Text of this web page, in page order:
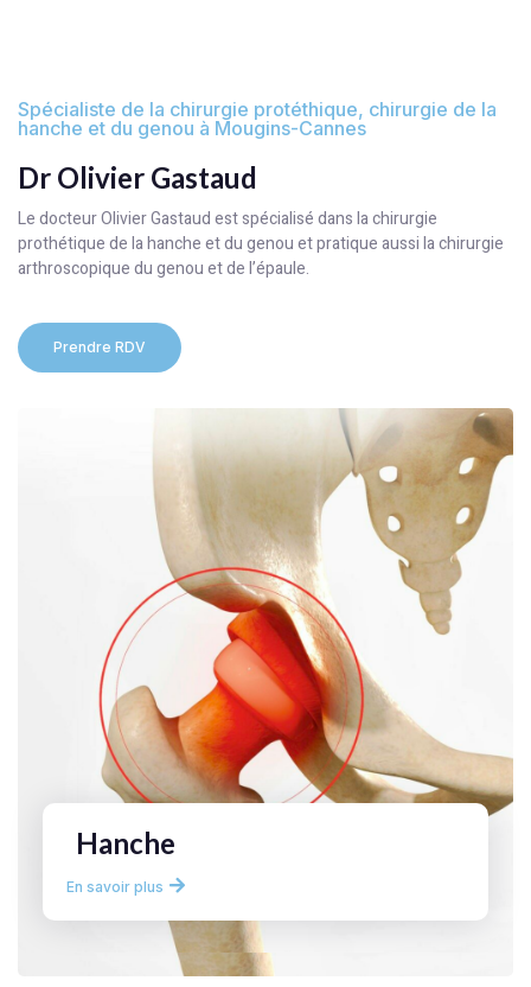
Spécialiste de la chirurgie protéthique, chirurgie de la
hanche et du genou à Mougins-Cannes
Dr Olivier Gastaud
Le docteur Olivier Gastaud est spécialisé dans la chirurgie
prothétique de la hanche et du genou et pratique aussi la chirurgie
arthroscopique du genou et de l’épaule.
Prendre RDV
Hanche
En savoir plus